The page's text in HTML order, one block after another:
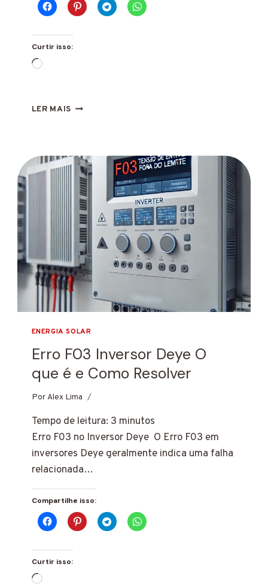
Curtir isso:
Carregando...
LER MAIS ERRO
QUE
COMO
RESOLVER?
ENERGIA SOLAR
Erro F03 Inversor Deye O
que é e Como Resolver
PorAlex Lima
7 de janeiro de 2025
Tempo de leitura: 3 minutos
Erro F03 no Inversor Deye O Erro F03 em
inversores Deye geralmente indica uma falha
relacionada…
Compartilhe isso:
Curtir isso:
Carregando...